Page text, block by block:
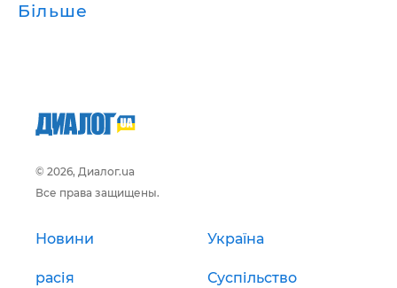
Більше
© 2026, Диалог.ua
Все права защищены.
Новини Україна
расія Суспільство